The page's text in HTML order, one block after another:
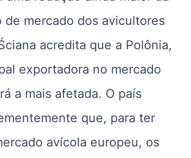
de mercado dos avicultores
acredita que a Polônia,
exportadora no mercado
a mais afetada. O país
que, para ter
avícola europeu, os